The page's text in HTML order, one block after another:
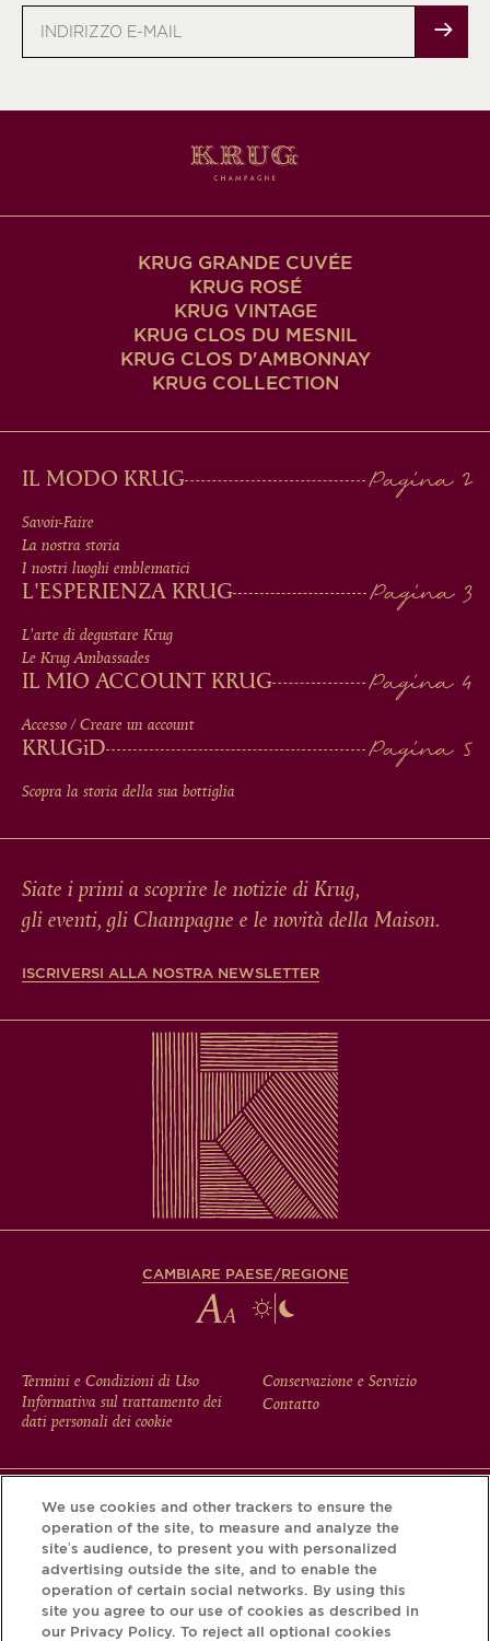
KRUG GRANDE CUVÉE
KRUG ROSÉ
KRUG VINTAGE
KRUG CLOS DU MESNIL
KRUG CLOS D'AMBONNAY
KRUG COLLECTION
MAIN
MEN
IN
FOOTER
IL MODO KRUG
Savoir-Faire
La nostra storia
I nostri luoghi emblematici
L'ESPERIENZA KRUG
L'arte di degustare Krug
Le Krug Ambassades
IL MIO ACCOUNT KRUG
Accesso / Creare un account
KRUGiD
Scopra la storia della sua bottiglia
Siate i primi a scoprire le notizie di Krug,
gli eventi, gli Champagne e le novità della Maison.
ISCRIVERSI ALLA NOSTRA NEWSLETTER
CAMBIARE PAESE/REGIONE
FOOTER
MENU
Termini e Condizioni di Uso
Informativa sul trattamento dei
dati personali dei cookie
Conservazione e Servizio
Contatto
Scarichi l'app Krug e scopra la storia che si nasconde dietro
la sua bottiglia tramite il Krug iD.
We use cookies and other trackers to ensure the
operation of the site, to measure and analyze the
site’s audience, to present you with personalized
advertising outside the site, and to enable the
operation of certain social networks. By using this
site you agree to our use of cookies as described in
our Privacy Policy. To reject all optional cookies